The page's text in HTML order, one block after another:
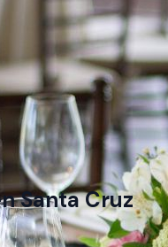
Santa Cruz